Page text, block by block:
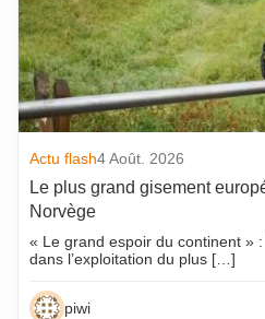
Actu flash4 Août. 2026
Le plus grand gisement
Norvège
« Le grand espoir du continent »
dans l’exploitation du plus […]
piwi